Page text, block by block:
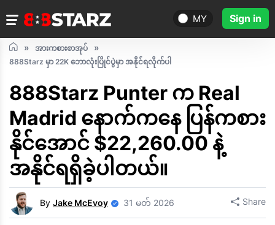
MY Sign in
အားကစားစာအုပ်
888Starz မှာ 22K ဘောလုံးပြိုင်ပွဲမှာ အနိုင်ရလိုက်ပါ
888Starz Punter က Real
Madrid နောက်ကနေ ပြန်ကစား
နိုင်အောင် $22,260.00 နဲ့
အနိုင်ရရှိခဲ့ပါတယ်။
By Jake McEvoy 31 မတ် 2026 Share